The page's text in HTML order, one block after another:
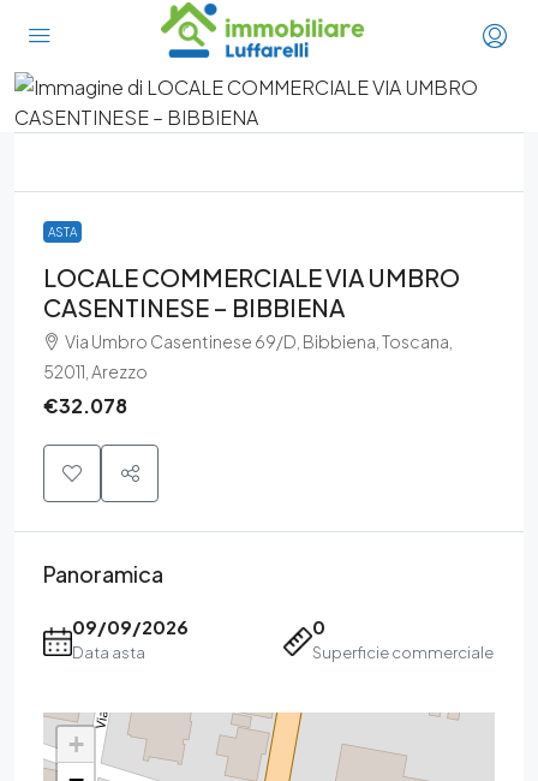
ASTA
LOCALE COMMERCIALE VIA UMBRO
CASENTINESE – BIBBIENA
Via Umbro Casentinese 69/D, Bibbiena, Toscana,
52011, Arezzo
€32.078
Panoramica
09/09/2026
Data asta
0
Superficie commerciale
+